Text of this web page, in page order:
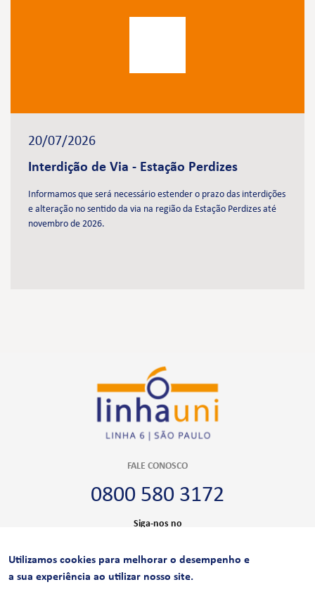
20/07/2026
Interdição de Via - Estação Perdizes
Informamos que será necessário estender o prazo das interdições
e alteração no sentido da via na região da Estação Perdizes até
novembro de 2026.
FALE CONOSCO
0800 580 3172
Siga-nos no
CERTIFICAÇÕES
Utilizamos cookies para melhorar o desempenho e
a sua experiência ao utilizar nosso site.